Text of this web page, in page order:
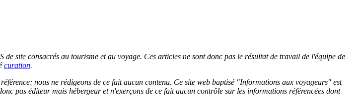
site consacrés au tourisme et au voyage. Ces articles ne sont donc pas le résultat de travail de l'équipe de
curation.
nous ne rédigeons de ce fait aucun contenu. Ce site web baptisé "Informations aux voyageurs" est
pas éditeur mais hébergeur et n'exerçons de ce fait aucun contrôle sur les informations référencées dont